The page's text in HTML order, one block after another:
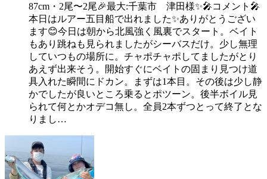
87cm・2尾〜2尾🎉最大:千葉市 津田様✨🎤コメント🎤
本日はルアー五目船で出れました✨ありがとうござい
ます😊今日は朝から北風強く風裏でスタート。ベイト
もあり跳ねも見られましたがシーバスだけ。少し無理
していつもの場所に。チャポチャポしてましたがとり
あえず出来そう。開始すぐにベイトの固まり見つけ道
具入れた瞬間にドカン。まずは1本目。その後は少し静
かでしたが良いところ乗るとポツーン。後半ボイル見
られて何とかオデコ無し。全員2本ずつとって終了とな
りまし…